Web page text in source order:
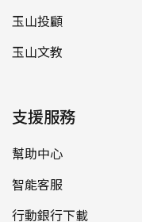
玉山投顧
玉山文教
支援服務
幫助中心
智能客服
行動銀行下載